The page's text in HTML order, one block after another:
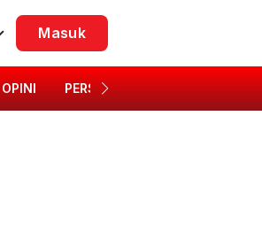
Masuk
OPINI PERSONA